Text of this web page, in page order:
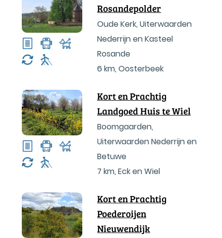
Rosandepolder
Oude Kerk, Uiterwaarden
Nederrijn en Kasteel
Rosande
6 km, Oosterbeek
Kort en Prachtig
Landgoed Huis te Wiel
Boomgaarden,
Uiterwaarden Nederrijn en
Betuwe
7 km, Eck en Wiel
Kort en Prachtig
Poederoijen
Nieuwendijk